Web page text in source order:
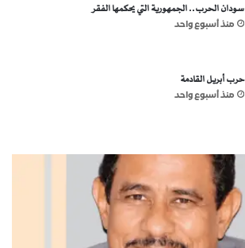
سودان الحرب.. الجمهورية التي يحكمها الفقر
منذ أسبوع واحد
حرب أبريل القادمة
منذ أسبوع واحد